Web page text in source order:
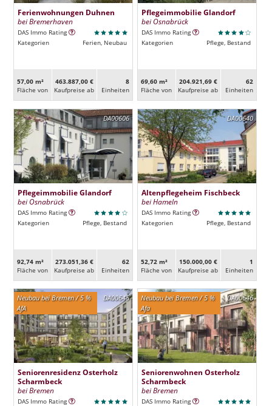
Ferienwohnungen Duhnen
bei Bremerhaven
DAS Immo Rating
Kategorien
Ferien, Neubau
57,00 m²
Fläche von
463.887,00 €
Kaufpreise ab
8
Ein­heiten
Pflegeimmobilie Glandorf
bei Osnabrück
DAS Immo Rating
Kategorien
Pflege, Bestand
69,60 m²
Fläche von
204.921,69 €
Kaufpreise ab
62
Ein­heiten
DA00606
Pflegeimmobilie Glandorf
bei Osnabrück
DAS Immo Rating
Kategorien
Pflege, Bestand
92,74 m²
Fläche von
273.051,36 €
Kaufpreise ab
62
Ein­heiten
DA00640
Altenpflegeheim Fischbeck
bei Hameln
DAS Immo Rating
Kategorien
Pflege, Bestand
52,72 m²
Fläche von
150.000,00 €
Kaufpreise ab
1
Ein­heiten
DA00645
Neubau bei Bremen / 5 %
AfA
Seniorenresidenz Osterholz
Scharmbeck
bei Bremen
DAS Immo Rating
DA00646
Neubau bei Bremen / 5 %
Afa
Seniorenwohnen Osterholz
Scharmbeck
bei Bremen
DAS Immo Rating